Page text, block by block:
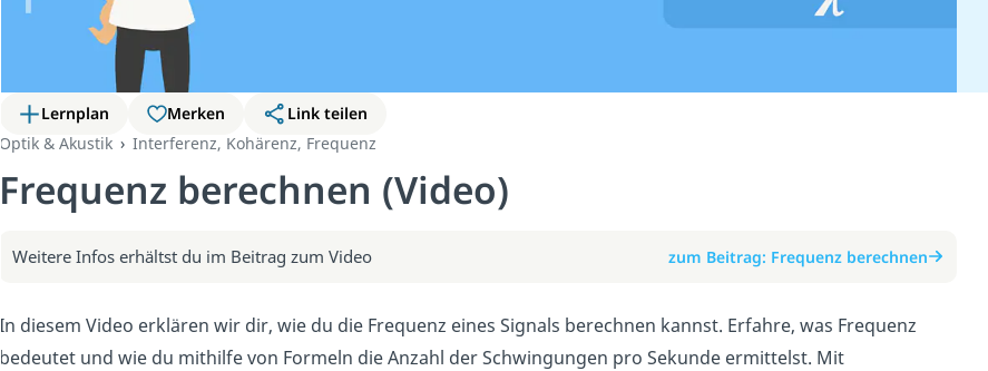
Lernplan Merken
Link teilen
Optik & Akustik
Interferenz, Kohärenz, Frequenz
Frequenz berechnen (Video)
Weitere Infos erhältst du im Beitrag zum Video zum Beitrag: Frequenz berechnen
In diesem Video erklären wir dir, wie du die Frequenz eines Signals berechnen kannst. Erfahre, was Frequenz
bedeutet und wie du mithilfe von Formeln die Anzahl der Schwingungen pro Sekunde ermittelst. Mit